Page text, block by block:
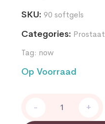
SKU: 90 softgels
Categories: Prostaat
Tag: now
Op Voorraad
Formule
Now
- +